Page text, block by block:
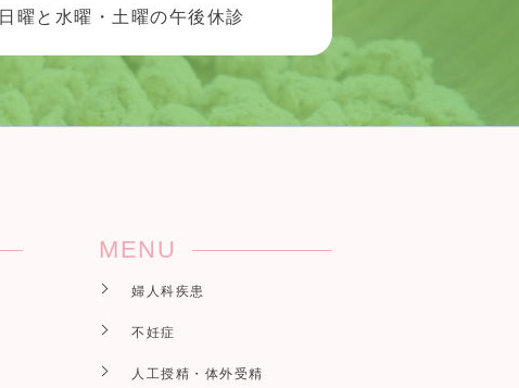
日曜と水曜・土曜の午後休診
MENU
婦人科疾患
不妊症
人工授精・体外受精